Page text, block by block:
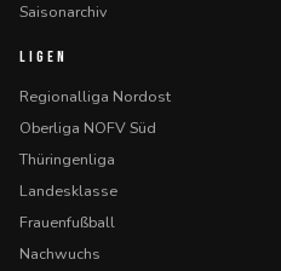
Saisonarchiv
LIGEN
Regionalliga Nordost
Oberliga NOFV Süd
Thüringenliga
Landesklasse
Frauenfußball
Nachwuchs